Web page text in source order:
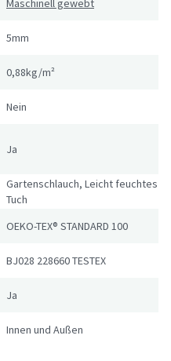
Maschinell gewebt
5mm
0,88kg/m²
Nein
Ja
Gartenschlauch, Leicht feuchtes
Tuch
OEKO-TEX® STANDARD 100
BJ028 228660 TESTEX
Ja
Innen und Außen